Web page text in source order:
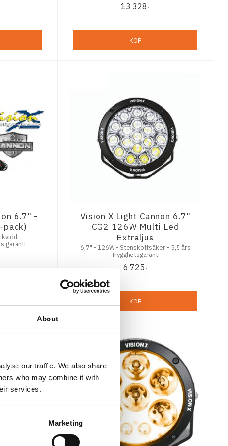
About
our traffic. We also share
who may combine it with
services.
Marketing
13 328 :-
KÖP
6.7" -
pack)
-
garanti
Vision X Light Cannon 6.7"
CG2 126W Multi Led
Extraljus
6,7" - 126W - Stenskottsäker - 5,5 års
Trygghetsgaranti
6 725 :-
KÖP